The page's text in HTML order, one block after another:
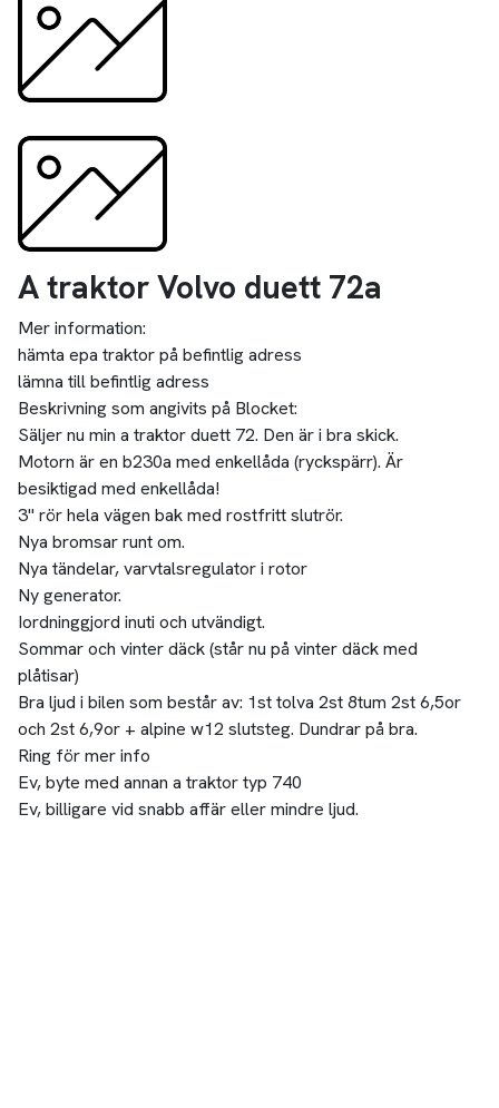
A traktor Volvo duett 72a
Mer information:
hämta epa traktor på befintlig adress
lämna till befintlig adress
Beskrivning som angivits på Blocket:
Säljer nu min a traktor duett 72. Den är i bra skick.
Motorn är en b230a med enkellåda (ryckspärr). Är
besiktigad med enkellåda!
3" rör hela vägen bak med rostfritt slutrör.
Nya bromsar runt om.
Nya tändelar, varvtalsregulator i rotor
Ny generator.
Iordninggjord inuti och utvändigt.
Sommar och vinter däck (står nu på vinter däck med
plåtisar)
Bra ljud i bilen som består av: 1st tolva 2st 8tum 2st 6,5or
och 2st 6,9or + alpine w12 slutsteg. Dundrar på bra.
Ring för mer info
Ev, byte med annan a traktor typ 740
Ev, billigare vid snabb affär eller mindre ljud.